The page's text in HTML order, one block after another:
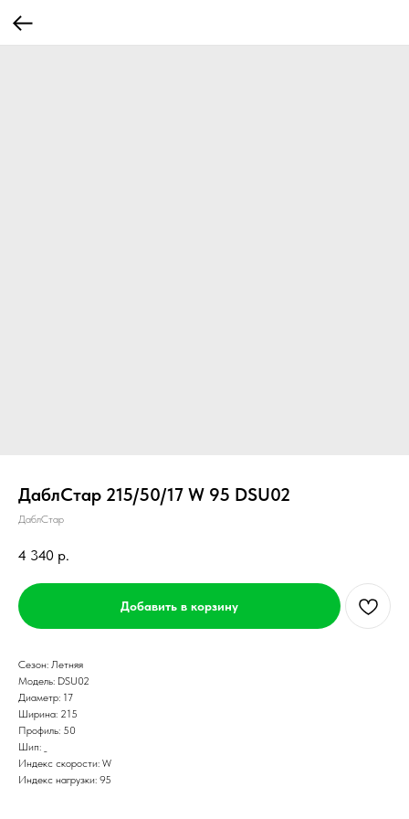
ДаблСтар 215/50/17 W 95 DSU02
ДаблСтар
4 340 р.
Добавить в корзину
Сезон: Летняя
Модель: DSU02
Диаметр: 17
Ширина: 215
Профиль: 50
Шип: _
Индекс скорости: W
Индекс нагрузки: 95